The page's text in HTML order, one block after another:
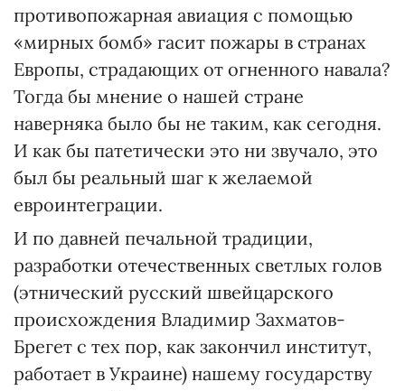
противопожарная авиация с помощью
«мирных бомб» гасит пожары в странах
Европы, страдающих от огненного навала?
Тогда бы мнение о нашей стране
наверняка было бы не таким, как сегодня.
И как бы патетически это ни звучало, это
был бы реальный шаг к желаемой
евроинтеграции.
И по давней печальной традиции,
разработки отечественных светлых голов
(этнический русский швейцарского
происхождения Владимир Захматов-
Брегет с тех пор, как закончил институт,
работает в Украине) нашему государству